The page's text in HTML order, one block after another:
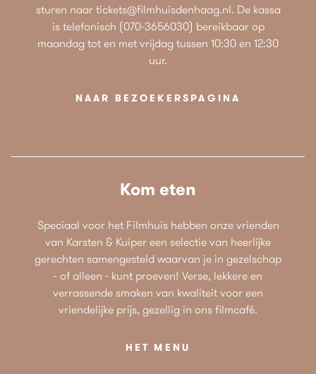
sturen naar tickets@filmhuisdenhaag.nl. De kassa
is telefonisch (070-3656030) bereikbaar op
maandag tot en met vrijdag tussen 10:30 en 12:30
uur.
NAAR BEZOEKERSPAGINA
Kom eten
Speciaal voor het Filmhuis hebben onze vrienden
van Karsten & Kuiper een selectie van heerlijke
gerechten samengesteld waarvan je in gezelschap
- of alleen - kunt proeven! Verse, lekkere en
verrassende smaken van kwaliteit voor een
vriendelijke prijs, gezellig in ons filmcafé.
HET MENU